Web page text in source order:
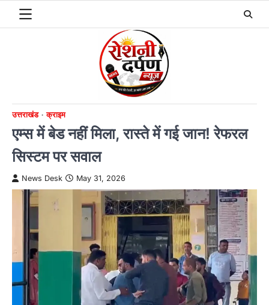
उत्तराखंड क्राइम
एम्स में बेड नहीं मिला, रास्ते में गई जान! रेफरल
सिस्टम पर सवाल
News Desk May 31, 2026